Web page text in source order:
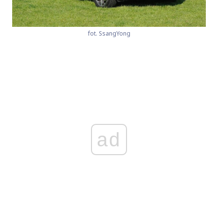
fot. SsangYong
ad